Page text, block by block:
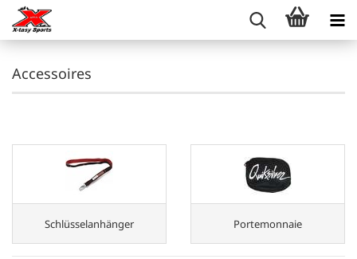
Accessoires
Schlüsselanhänger Portemonnaie